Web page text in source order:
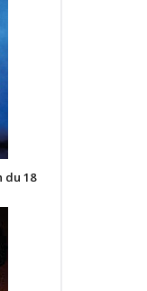
du 18